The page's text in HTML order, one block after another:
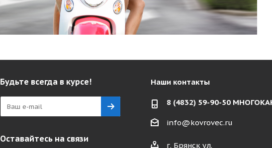
Будьте всегда в курсе!
Оставайтесь на связи
Наши контакты
8 (4832) 59-90-50
info@kovrovec.ru
г. Брянск ул.